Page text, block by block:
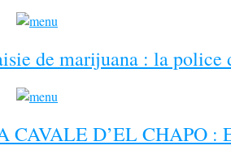
de marijuana : la police
CAVALE D’EL CHAPO :